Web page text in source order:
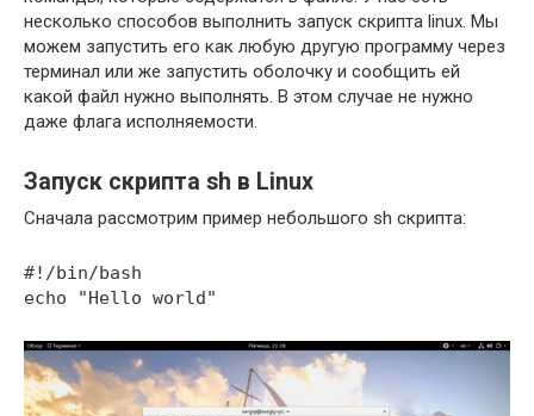
несколько способов выполнить запуск скрипта linux. Мы
можем запустить его как любую другую программу через
терминал или же запустить оболочку и сообщить ей
какой файл нужно выполнять. В этом случае не нужно
даже флага исполняемости.
Запуск скрипта sh в Linux
Сначала рассмотрим пример небольшого sh скрипта:
#!/bin/bash
echo "Hello world"